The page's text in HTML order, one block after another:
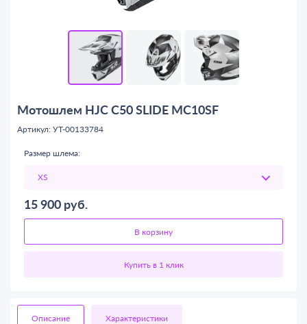
Мотошлем HJC C50 SLIDE MC10SF
Артикул: УТ-00133784
Размер шлема:
15 900 руб.
В корзину
Описание Характеристики